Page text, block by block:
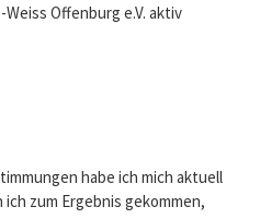
Offenburg e.V. aktiv
habe ich mich aktuell
zum Ergebnis gekommen,